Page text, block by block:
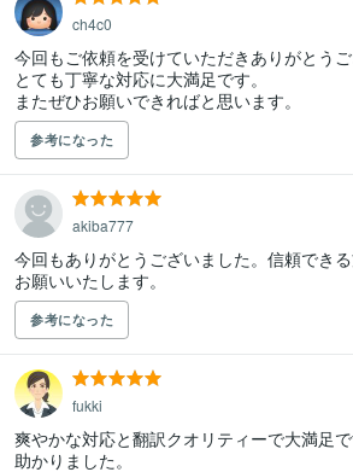
ch4c0
今回もご依頼を受けていただきありがとうご
とても丁寧な対応に大満足です。
またぜひお願いできればと思います。
参考になった
akiba777
今回もありがとうございました。信頼でき
お願いいたします。
参考になった
fukki
爽やかな対応と翻訳クオリティーで大満足
助かりました。